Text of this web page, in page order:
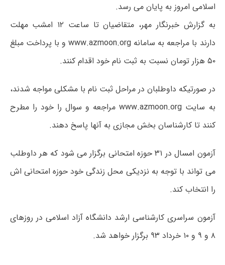
اسلامی امروز به پایان می رسد.
به گزارش خبرنگار مهر، متقاضیان تا ساعت ۱۲ امشب مهلت
دارند با مراجعه به سامانه www.azmoon.org و با پرداخت مبلغ
۵۰ هزار تومان نسبت به ثبت نام خود اقدام کنند.
در صورتیکه داوطلبان در مراحل ثبت نام با مشکلی مواجه شدند،
به سایت www.azmoon.org مراجعه و سوال را خود را مطرح
کنند تا کارشناسان بخش مجازی به آنها پاسخ دهند.
آزمون امسال در ۳۱ حوزه امتحانی برگزار می شود که هر داوطلب
می تواند با توجه به نزدیکی محل زندگی خود حوزه امتحانی اش
را انتخاب کند.
آزمون سراسری کارشناسی ارشد دانشگاه آزاد اسلامی در روزهای
۸ و ۹ و ۱۰ خرداد ۹۳ برگزار خواهد شد.